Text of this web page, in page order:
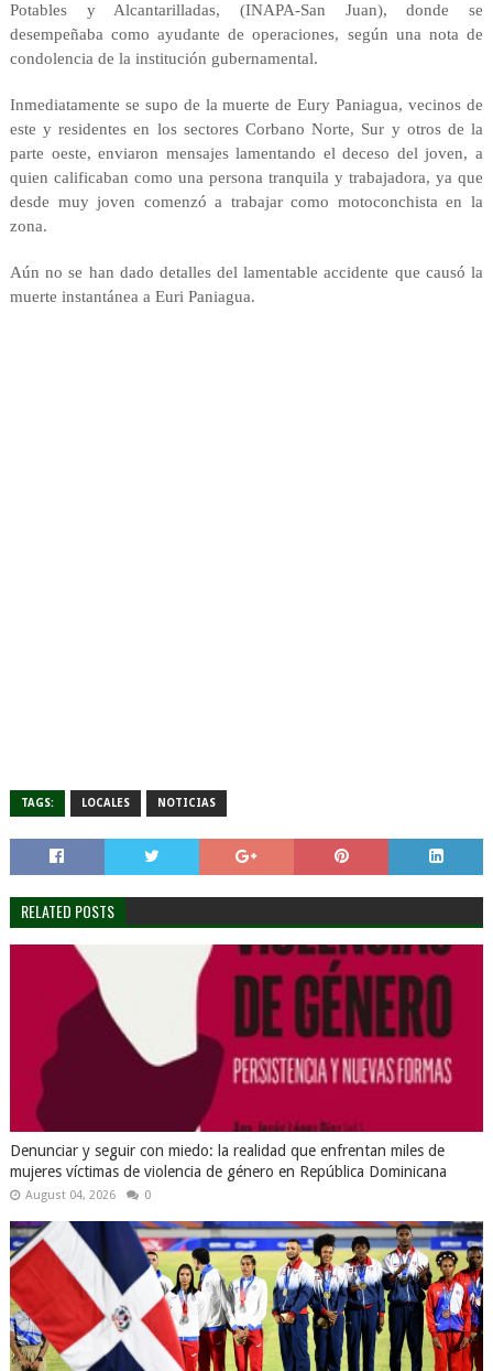
Potables y Alcantarilladas, (INAPA-San Juan), donde se
desempeñaba como ayudante de operaciones, según una nota de
condolencia de la institución gubernamental.
Inmediatamente se supo de la muerte de Eury Paniagua, vecinos de
este y residentes en los sectores Corbano Norte, Sur y otros de la
parte oeste, enviaron mensajes lamentando el deceso del joven, a
quien calificaban como una persona tranquila y trabajadora, ya que
desde muy joven comenzó a trabajar como motoconchista en la
zona.
Aún no se han dado detalles del lamentable accidente que causó la
muerte instantánea a Euri Paniagua.
TAGS: LOCALES NOTICIAS
RELATED POSTS
Denunciar y seguir con miedo: la realidad que enfrentan miles de
mujeres víctimas de violencia de género en República Dominicana
August 04, 2026 0